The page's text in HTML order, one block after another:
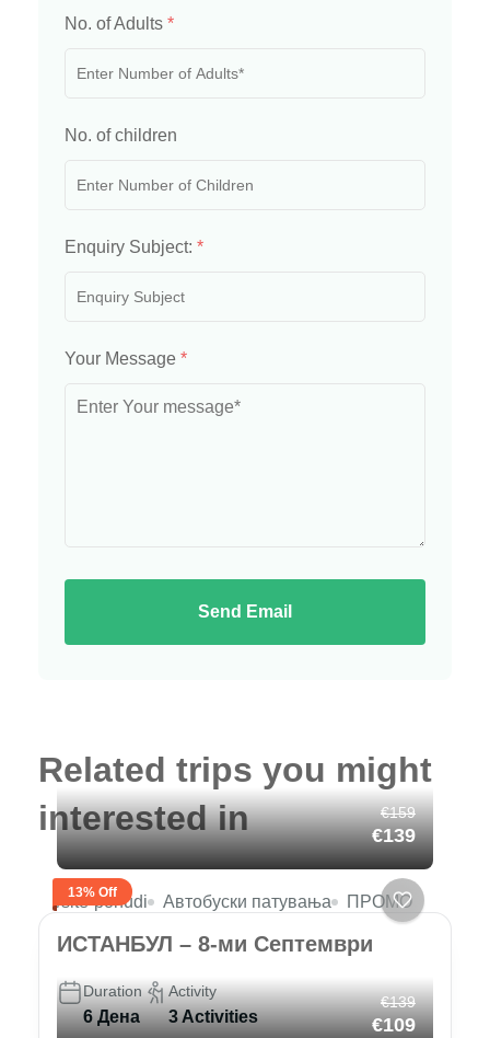
No. of Adults *
No. of children
Enquiry Subject: *
Your Message *
Send Email
Related trips you might
interested in
13% Off
€159
€139
/site-ponudi Автобуски патувања ПРОМО
ИСТАНБУЛ – 8-ми Септември
Duration
6 Дена
Activity
3 Activities
€139
€109